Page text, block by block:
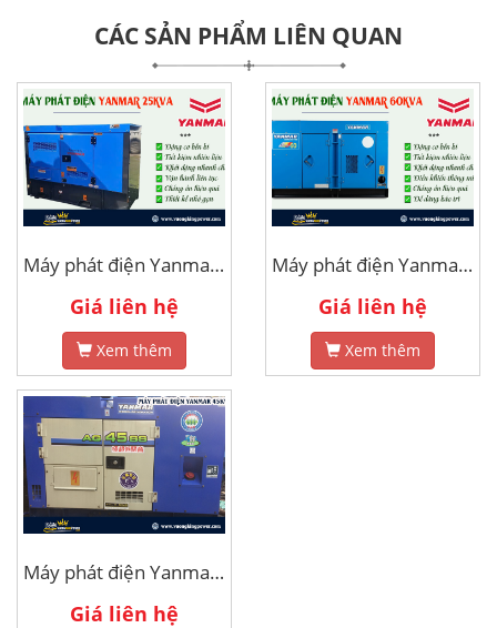
CÁC SẢN PHẨM LIÊN QUAN
Máy phát điện Yanmar 25kva
Giá liên hệ
Xem thêm
Máy phát điện Yanmar 60kva
Giá liên hệ
Xem thêm
Máy phát điện Yanmar 45kva
Giá liên hệ